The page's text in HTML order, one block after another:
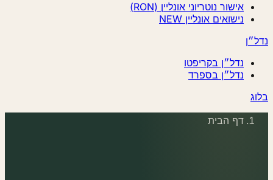
אישור נוטריוני אונליין (RON)
נישואים אונליין NEW
נדל״ן בקריפטו
נדל״ן בספרד
דף הבית